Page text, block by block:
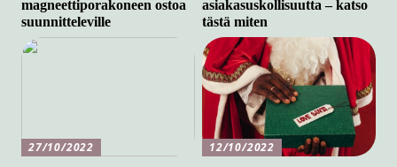
magneettiporakoneen ostoa
suunnitteleville
asiakasuskollisuutta – katso
tästä miten
27/10/2022
12/10/2022